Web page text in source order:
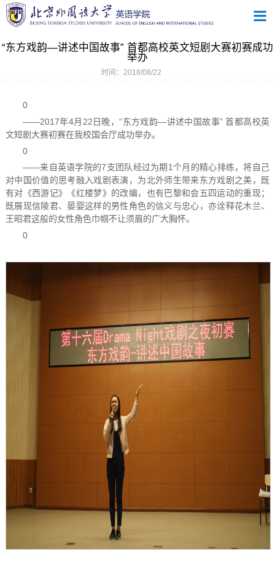
“东方戏韵—讲述中国故事” 首都高校英文短剧大赛初赛成功
举办
时间：2018/08/22
0
——2017年4月22日晚，“东方戏韵—讲述中国故事” 首都高校英
文短剧大赛初赛在我校国会厅成功举办。
0
——来自英语学院的7支团队经过为期1个月的精心排练，将自己
对中国价值的思考融入戏剧表演，为北外师生带来东方戏剧之美，既
有对《西游记》《红楼梦》的改编，也有巴黎和会五四运动的重现；
既展现信陵君、晏婴这样的男性角色的信义与忠心，亦诠释花木兰、
王昭君这般的女性角色巾帼不让须眉的广大胸怀。
0